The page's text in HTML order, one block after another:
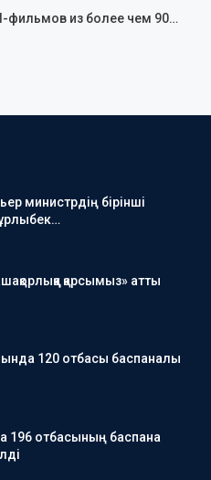
фильмов из более чем 90…
министрдің бірінші
қарсымыз» атты
120 отбасы баспаналы
196 отбасының баспана